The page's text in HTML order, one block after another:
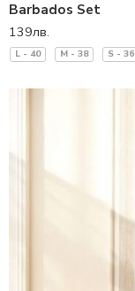
Barbados Set
139лв.
L - 40 M - 38 S - 36